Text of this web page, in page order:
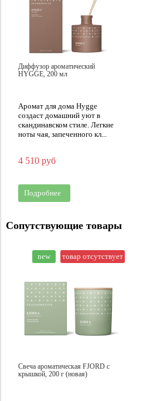
Диффузор ароматический
HYGGE, 200 мл
Аромат для дома Hygge
создаст домашний уют в
скандинавском стиле. Легкие
ноты чая, запеченного кл...
4 510 руб
Подробнее
Сопутствующие товары
new товар отсутствует
Свеча ароматическая FJORD с
крышкой, 200 г (новая)